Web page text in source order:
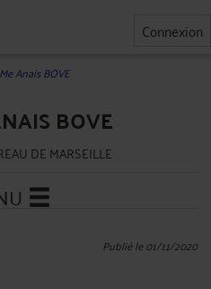
Connexion
Anais BOVE
BOVE
DE MARSEILLE
Publié le 01/11/2020